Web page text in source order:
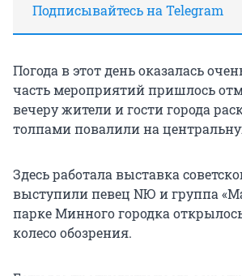
Подписывайтесь на Telegram
Погода в этот день оказалась
часть мероприятий пришлось
вечеру жители и гости города
толпами повалили на
Здесь работала выставка
выступили певец NЮ и группа
парке Минного городка
колесо обозрения.